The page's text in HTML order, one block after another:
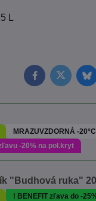
L
FacebookTwitter
MRAZUVZDORNÁ -20°C
-20% na pol.kryt
"Budhová ruka"
! BENEFIT zľava do -